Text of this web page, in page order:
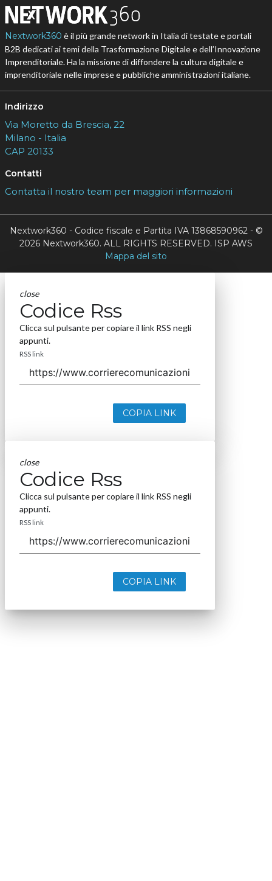
Nextwork360 è il più grande network in Italia di testate e portali
B2B dedicati ai temi della Trasformazione Digitale e dell’Innovazione
Imprenditoriale. Ha la missione di diffondere la cultura digitale e
imprenditoriale nelle imprese e pubbliche amministrazioni italiane.
Indirizzo
Via Moretto da Brescia, 22
Milano - Italia
CAP 20133
Contatti
Contatta il nostro team per maggiori informazioni
Nextwork360 - Codice fiscale e Partita IVA 13868590962 - ©
2026 Nextwork360. ALL RIGHTS RESERVED. ISP AWS
Mappa del sito
close
Codice Rss
Clicca sul pulsante per copiare il link RSS negli
appunti.
RSS link
COPIA LINK
close
Codice Rss
Clicca sul pulsante per copiare il link RSS negli
appunti.
RSS link
COPIA LINK